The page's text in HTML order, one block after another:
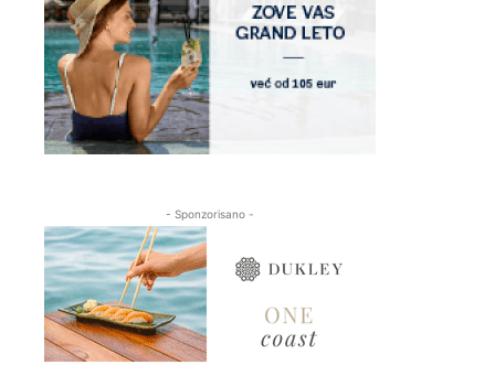
- Sponzorisano -